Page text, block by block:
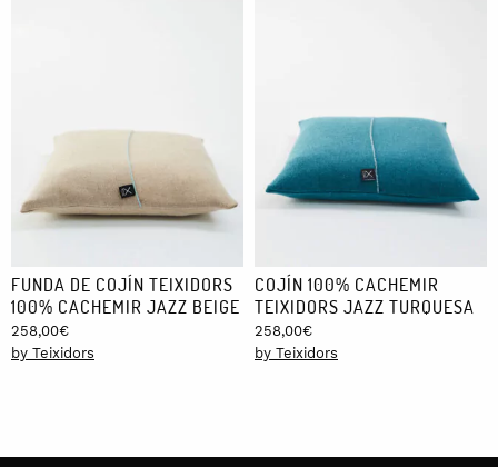
FUNDA DE COJÍN TEIXIDORS
100% CACHEMIR JAZZ BEIGE
258,00€
by Teixidors
COJÍN 100% CACHEMIR
TEIXIDORS JAZZ TURQUESA
258,00€
by Teixidors